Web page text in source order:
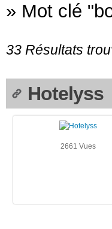
» Mot clé
33 Résultats
Hotelyss
2661 Vues